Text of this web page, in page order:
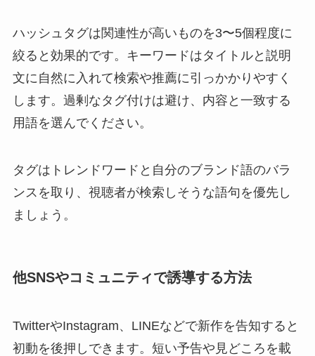
ハッシュタグは関連性が高いものを3〜5個程度に
絞ると効果的です。キーワードはタイトルと説明
文に自然に入れて検索や推薦に引っかかりやすく
します。過剰なタグ付けは避け、内容と一致する
用語を選んでください。
タグはトレンドワードと自分のブランド語のバラ
ンスを取り、視聴者が検索しそうな語句を優先し
ましょう。
他SNSやコミュニティで誘導する方法
TwitterやInstagram、LINEなどで新作を告知すると
初動を後押しできます。短い予告や見どころを載